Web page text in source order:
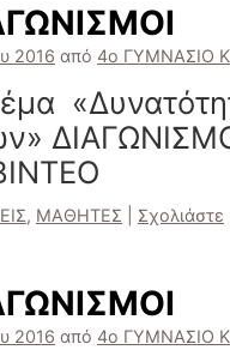
2016 από 4ο ΓΥΜΝΑΣΙΟ
, ΜΑΘΗΤΕΣ Σχολιάστε
2016 από 4ο ΓΥΜΝΑΣΙΟ